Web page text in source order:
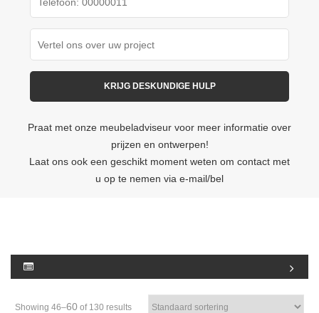
Praat met onze meubeladviseur voor meer informatie over
prijzen en ontwerpen!
Laat ons ook een geschikt moment weten om contact met
u op te nemen via e-mail/bel
Showing 46–60 of 130 results